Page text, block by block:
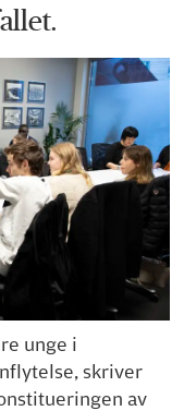
unge i
skriver
av